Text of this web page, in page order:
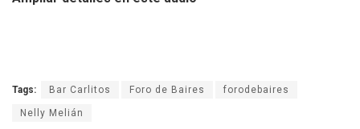
Tags: Bar Carlitos Foro de Baires forodebaires
Nelly Melián